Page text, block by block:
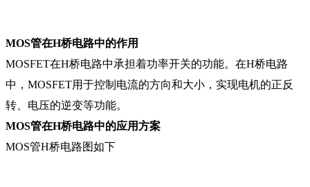
MOS管在H桥电路中的作用
MOSFET在H桥电路中承担着功率开关的功能。在H桥电路
中，MOSFET用于控制电流的方向和大小，实现电机的正反
转、电压的逆变等功能。
MOS管在H桥电路中的应用方案
MOS管H桥电路图如下